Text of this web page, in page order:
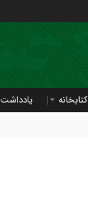
کتابخانه یادداشت